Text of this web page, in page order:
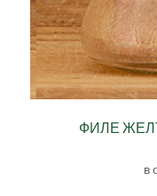
ФИЛЕ
в